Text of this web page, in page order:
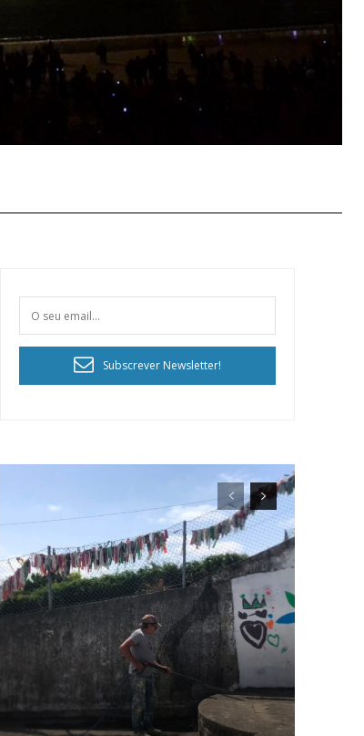
Subscrever Newsletter!